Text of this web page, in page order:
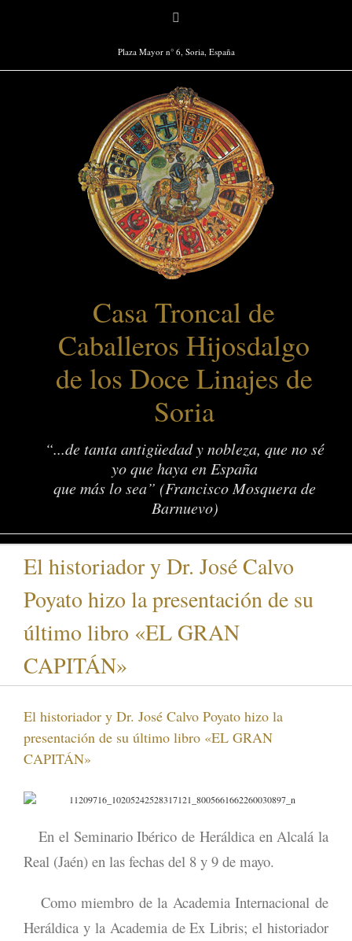
Plaza Mayor n° 6, Soria, España
Casa Troncal de
Caballeros Hijosdalgo
de los Doce Linajes de
Soria
“...de tanta antigüedad y nobleza, que no sé
yo que haya en España
que más lo sea” (Francisco Mosquera de
Barnuevo)
El historiador y Dr. José Calvo
Poyato hizo la presentación de su
último libro «EL GRAN
CAPITÁN»
El historiador y Dr. José Calvo Poyato hizo la
presentación de su último libro «EL GRAN
CAPITÁN»
En el Seminario Ibérico de Heráldica en Alcalá la
Real (Jaén) en las fechas del 8 y 9 de mayo.
Como miembro de la Academia Internacional de
Heráldica y la Academia de Ex Libris; el historiador